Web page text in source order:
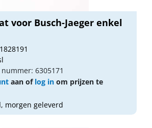
voor Busch-Jaeger enkel
6305171
aan of log in om prijzen te
morgen geleverd